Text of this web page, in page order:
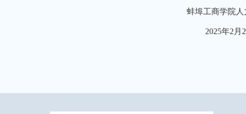
蚌埠工商学院人
2025年2 月